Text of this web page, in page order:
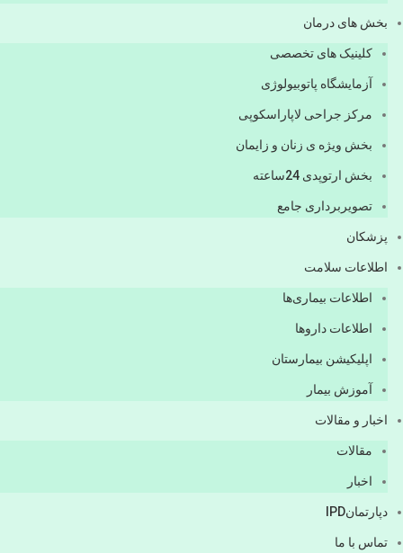
بخش های درمان
کلینیک های تخصصی
آزمایشگاه پاتوبیولوژی
مرکز جراحی لاپاراسکوپی
بخش ویژه ی زنان و زایمان
بخش ارتوپدی 24ساعته
تصویربرداری جامع
پزشكان
اطلاعات سلامت
اطلاعات بیماری‌ها
اطلاعات دارو‌ها
اپليكيشن بيمارستان
آموزش بیمار
اخبار و مقالات
مقالات
اخبار
دپارتمانIPD
تماس با ما